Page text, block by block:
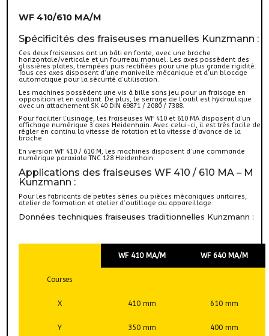
WF 410/610 MA/M
Spécificités des fraiseuses manuelles Kunzmann :
Ces deux fraiseuses ont un bâti en fonte, avec une broche
horizontale/verticale et un fourreau manuel. Les axes possèdent des
glissières plates, trempées puis rectifiées pour une plus grande rigidité.
Tous ces axes disposent d’une manivelle mécanique et d’un blocage
automatique pour la sécurité d’utilisation.
Les machines possèdent une vis à bille sans jeu pour un fraisage en
opposition et en avalant. De plus, le serrage de l’outil est hydraulique
avec un attachement SK 40 DIN 69871 / 2080 / 7388.
Pour faciliter l’usinage, les fraiseuses WF 410 et 610 MA disposent d’un
affichage numérique 3 axes Heidenhain. Avec celui-ci, il est très facile de
régler en continu la vitesse de rotation et la vitesse d’avance de la
broche.
En version WF 410 / 610 M, les machines disposent d’une commande
numérique paraxiale TNC 128 Heidenhain.
Applications des fraiseuses WF 410 / 610 MA – M
Kunzmann :
Pour les fabricants de petites séries ou pièces mécaniques unitaires,
atelier de formation et atelier d’outillage ou appareillage.
Données techniques fraiseuses traditionnelles Kunzmann :
WF 410 MA/M WF 640 MA/M
Courses
X 410 mm 610 mm
Y 350 mm 400 mm